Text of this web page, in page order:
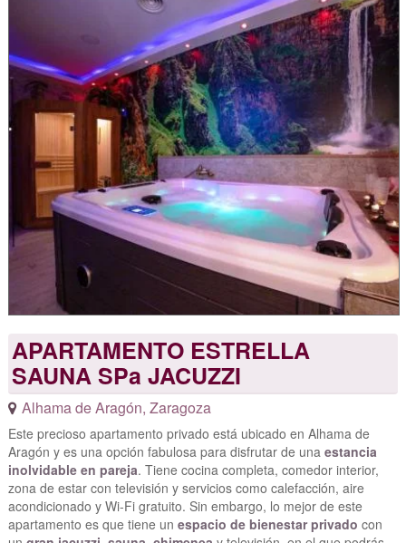
APARTAMENTO ESTRELLA
SAUNA SPa JACUZZI
Alhama de Aragón, Zaragoza
Este precioso apartamento privado está ubicado en Alhama de
Aragón y es una opción fabulosa para disfrutar de una estancia
inolvidable en pareja. Tiene cocina completa, comedor interior,
zona de estar con televisión y servicios como calefacción, aire
acondicionado y Wi-Fi gratuito. Sin embargo, lo mejor de este
apartamento es que tiene un espacio de bienestar privado con